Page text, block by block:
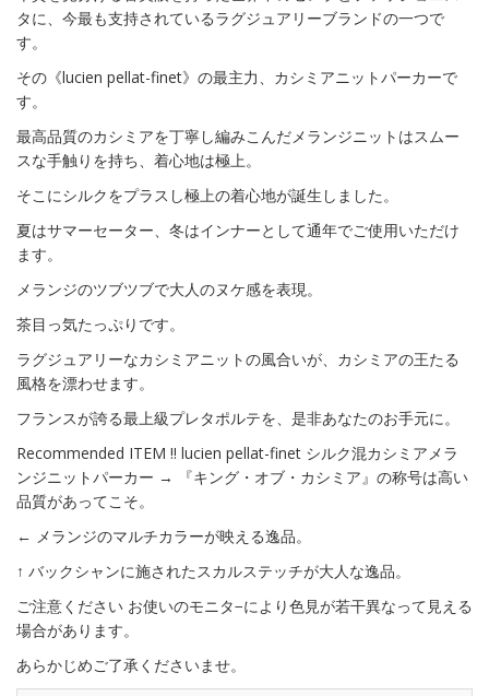
タに、今最も支持されているラグジュアリーブランドの一つで
す。
その《lucien pellat-finet》の最主力、カシミアニットパーカーで
す。
最高品質のカシミアを丁寧し編みこんだメランジニットはスムー
スな手触りを持ち、着心地は極上。
そこにシルクをプラスし極上の着心地が誕生しました。
夏はサマーセーター、冬はインナーとして通年でご使用いただけ
ます。
メランジのツブツブで大人のヌケ感を表現。
茶目っ気たっぷりです。
ラグジュアリーなカシミアニットの風合いが、カシミアの王たる
風格を漂わせます。
フランスが誇る最上級プレタポルテを、是非あなたのお手元に。
Recommended ITEM !! lucien pellat-finet シルク混カシミアメラ
ンジニットパーカー → 『キング・オブ・カシミア』の称号は高い
品質があってこそ。
← メランジのマルチカラーが映える逸品。
↑ バックシャンに施されたスカルステッチが大人な逸品。
ご注意ください お使いのモニタ−により色見が若干異なって見える
場合があります。
あらかじめご了承くださいませ。